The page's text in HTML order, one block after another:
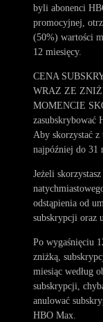
byli abonenci
promocyjnej,
(50%) wartości
12 miesięcy.
CENA
WRAZ ZE
MOMENCIE
zasubskrybować
Aby skorzystać
najpóźniej do 31
Jeżeli
odstąpienia od
subskrypcji oraz
Po wygaśnięciu
zniżką,
miesiąc według
subskrypcji,
anulować
HBO Max.